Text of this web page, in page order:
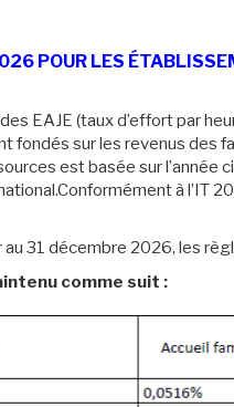
POUR LES
EAJE (taux d’effort par
fondés sur les revenus des
est basée sur l’année
à l’IT
31 décembre 2026, les
comme suit :